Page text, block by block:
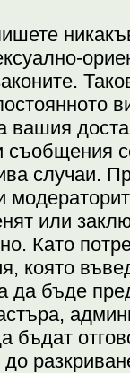
вашия
съобщения
случаи.
или
Като
която
бъде
бъдат